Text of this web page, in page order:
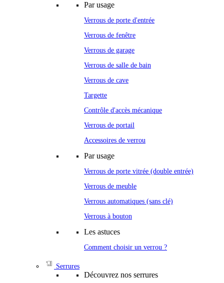
Par usage
Verrous de porte d'entrée
Verrous de fenêtre
Verrous de garage
Verrous de salle de bain
Verrous de cave
Targette
Contrôle d'accès mécanique
Verrous de portail
Accessoires de verrou
Par usage
Verrous de porte vitrée (double entrée)
Verrous de meuble
Verrous automatiques (sans clé)
Verrous à bouton
Les astuces
Comment choisir un verrou ?
Serrures
Découvrez nos serrures